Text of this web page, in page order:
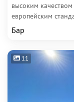
высоким
европейским
Бар
11